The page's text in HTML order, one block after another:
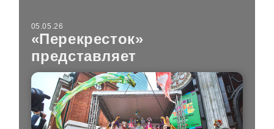
05.05.26
«Перекресток»
представляет